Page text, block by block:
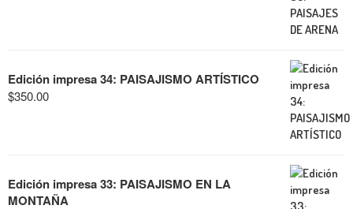
Edición impresa 34: PAISAJISMO ARTÍSTICO
$350.00
Edición impresa 33: PAISAJISMO EN LA
MONTAÑA